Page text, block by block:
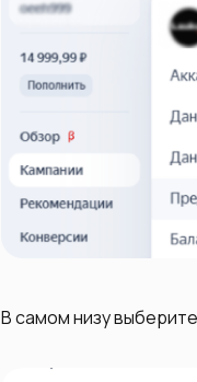
В самом низу выберите